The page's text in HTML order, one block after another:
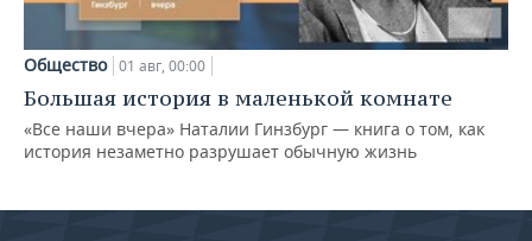
Общество 01 авг, 00:00
Большая история в маленькой комнате
«Все наши вчера» Наталии Гинзбург — книга о том, как
история незаметно разрушает обычную жизнь